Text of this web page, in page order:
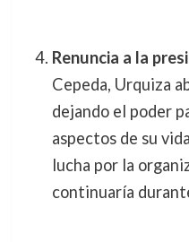
Renuncia a la
Cepeda, Urquiza
dejando el poder
aspectos de su
lucha por la
continuaría